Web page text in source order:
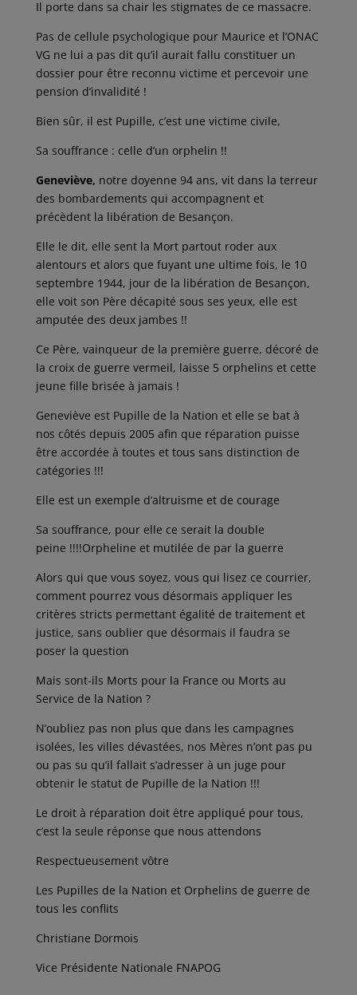
Il porte dans sa chair les stigmates de ce massacre.
Pas de cellule psychologique pour Maurice et l’ONAC
VG ne lui a pas dit qu’il aurait fallu constituer un
dossier pour être reconnu victime et percevoir une
pension d’invalidité !
Bien sûr, il est Pupille, c’est une victime civile,
Sa souffrance : celle d’un orphelin !!
Geneviève, notre doyenne 94 ans, vit dans la terreur
des bombardements qui accompagnent et
précèdent la libération de Besançon.
Elle le dit, elle sent la Mort partout roder aux
alentours et alors que fuyant une ultime fois, le 10
septembre 1944, jour de la libération de Besançon,
elle voit son Père décapité sous ses yeux, elle est
amputée des deux jambes !!
Ce Père, vainqueur de la première guerre, décoré de
la croix de guerre vermeil, laisse 5 orphelins et cette
jeune fille brisée à jamais !
Geneviève est Pupille de la Nation et elle se bat à
nos côtés depuis 2005 afin que réparation puisse
être accordée à toutes et tous sans distinction de
catégories !!!
Elle est un exemple d’altruisme et de courage
Sa souffrance, pour elle ce serait la double
peine !!!!Orpheline et mutilée de par la guerre
Alors qui que vous soyez, vous qui lisez ce courrier,
comment pourrez vous désormais appliquer les
critères stricts permettant égalité de traitement et
justice, sans oublier que désormais il faudra se
poser la question
Mais sont-ils Morts pour la France ou Morts au
Service de la Nation ?
N’oubliez pas non plus que dans les campagnes
isolées, les villes dévastées, nos Mères n’ont pas pu
ou pas su qu’il fallait s’adresser à un juge pour
obtenir le statut de Pupille de la Nation !!!
Le droit à réparation doit être appliqué pour tous,
c’est la seule réponse que nous attendons
Respectueusement vôtre
Les Pupilles de la Nation et Orphelins de guerre de
tous les conflits
Christiane Dormois
Vice Présidente Nationale FNAPOG